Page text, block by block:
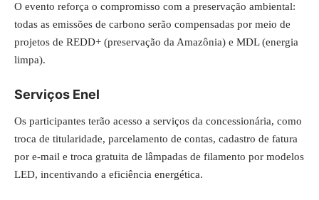
O evento reforça o compromisso com a preservação ambiental:
todas as emissões de carbono serão compensadas por meio de
projetos de REDD+ (preservação da Amazônia) e MDL (energia
limpa).
Serviços Enel
Os participantes terão acesso a serviços da concessionária, como
troca de titularidade, parcelamento de contas, cadastro de fatura
por e-mail e troca gratuita de lâmpadas de filamento por modelos
LED, incentivando a eficiência energética.